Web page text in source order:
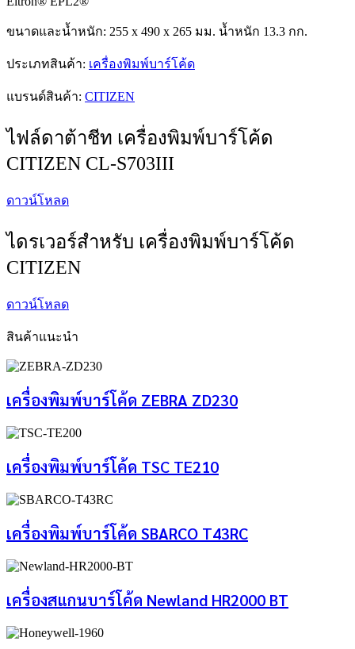
ขนาดและน้ำหนัก: 255 x 490 x 265 มม. น้ำหนัก 13.3 กก.
ประเภทสินค้า: เครื่องพิมพ์บาร์โค้ด
แบรนด์สินค้า: CITIZEN
ไฟล์ดาต้าชีท เครื่องพิมพ์บาร์โค้ด
CITIZEN CL-S703III
ดาวน์โหลด
ไดรเวอร์สำหรับ เครื่องพิมพ์บาร์โค้ด
CITIZEN
ดาวน์โหลด
สินค้าแนะนำ
เครื่องพิมพ์บาร์โค้ด ZEBRA ZD230
เครื่องพิมพ์บาร์โค้ด TSC TE210
เครื่องพิมพ์บาร์โค้ด SBARCO T43RC
เครื่องสแกนบาร์โค้ด Newland HR2000 BT